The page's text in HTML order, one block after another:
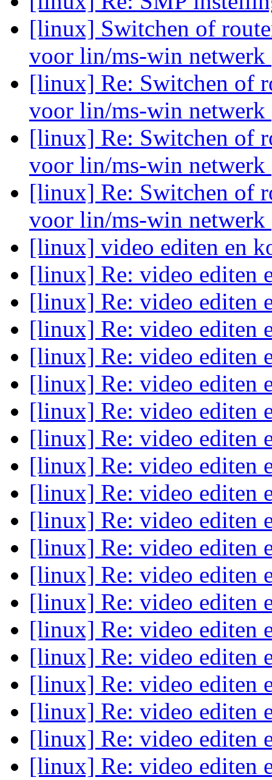
[linux] Switchen of
voor lin/ms-win netwerk
[linux] Re: Switchen of
voor lin/ms-win netwerk
[linux] Re: Switchen of
voor lin/ms-win netwerk
[linux] Re: Switchen of
voor lin/ms-win netwerk
[linux] video editen en
[linux] Re: video editen
[linux] Re: video editen
[linux] Re: video editen
[linux] Re: video editen
[linux] Re: video editen
[linux] Re: video editen
[linux] Re: video editen
[linux] Re: video editen
[linux] Re: video editen
[linux] Re: video editen
[linux] Re: video editen
[linux] Re: video editen
[linux] Re: video editen
[linux] Re: video editen
[linux] Re: video editen
[linux] Re: video editen
[linux] Re: video editen
[linux] Re: video editen
[linux] Re: video editen